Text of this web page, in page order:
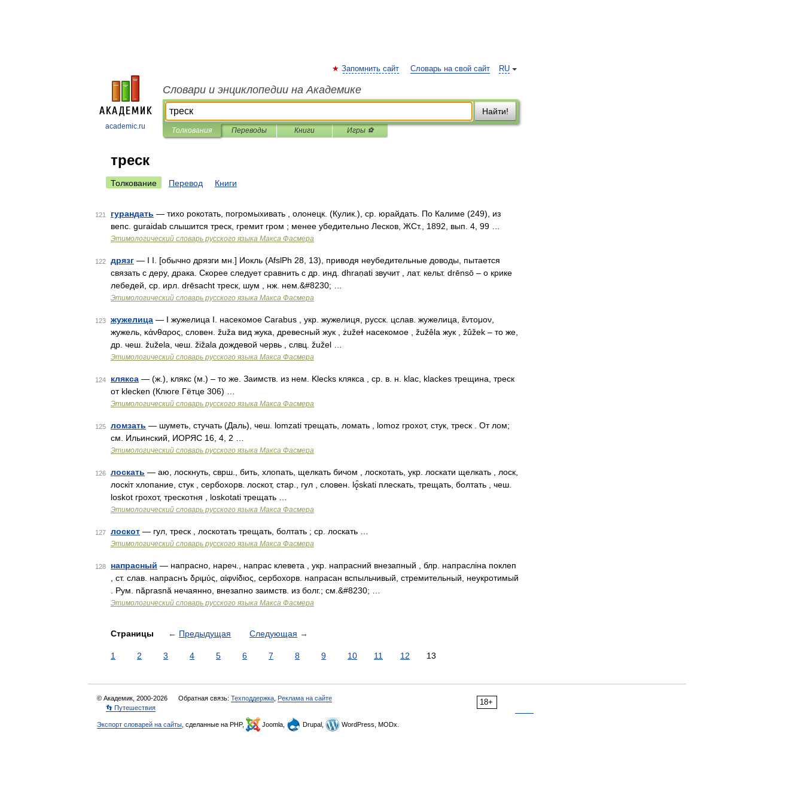
academic.ru
RU
Запомнить сайт Словарь на свой сайт
Словари и энциклопедии на Академике
Найти!
Толкования Переводы Книги Игры ⚽
треск
Толкование Перевод Книги
121 гурандать — тихо рокотать, погромыхивать , олонецк. (Кулик.), ср. юрайдать. По Калиме (249), из
вепс. guraidab слышится треск, гремит гром ; менее убедительно Лесков, ЖСт., 1892, вып. 4, 99 …
Этимологический словарь русского языка Макса Фасмера
122 дрязг — I I. [обычно дрязги мн.] Иокль (AfslPh 28, 13), приводя неубедительные доводы, пытается
связать с деру, драка. Скорее следует сравнить с др. инд. dhraṇati звучит , лат. кельт. drēnsō – о крике
лебедей, ср. ирл. drēsacht треск, шум , нж. нем.&#8230; …
Этимологический словарь русского языка Макса Фасмера
123 жужелица — I жужелица I. насекомое Carabus , укр. жужелиця, русск. цслав. жужелица, ἔντομον,
жужель, κάνθαρος, словен. žužа вид жука, древесный жук , żužeɫ насекомое , žužêlа жук , žûžеk – то же,
др. чеш. žužеlа, чеш. žižala дождевой червь , слвц. žužel …
Этимологический словарь русского языка Макса Фасмера
124 клякса — (ж.), клякс (м.) – то же. Заимств. из нем. Klecks клякса , ср. в. н. klас, klасkеs трещина, треск
от klесkеn (Клюге Гётце 306) …
Этимологический словарь русского языка Макса Фасмера
125 ломзать — шуметь, стучать (Даль), чеш. lomzati трещать, ломать , lоmоz грохот, стук, треск . От лом;
см. Ильинский, ИОРЯС 16, 4, 2 …
Этимологический словарь русского языка Макса Фасмера
126 лоскать — аю, лоскнуть, сврш., бить, хлопать, щелкать бичом , лоскотать, укр. лоскати щелкать , лоск,
лоскiт хлопание, стук , сербохорв. лоскот, стар., гул , словен. lǫ̑skati плескать, трещать, болтать , чеш.
loskot грохот, трескотня , loskotati трещать …
Этимологический словарь русского языка Макса Фасмера
127 лоскот — гул, треск , лоскотать трещать, болтать ; ср. лоскать …
Этимологический словарь русского языка Макса Фасмера
128 напрасный — напрасно, нареч., напрас клевета , укр. напрасний внезапный , блр. напраслiна поклеп
, ст. слав. напраснъ δριμύς, αἰφνίδιος, сербохорв. напрасан вспыльчивый, стремительный, неукротимый
. Рум. năprasnă нечаянно, внезапно заимств. из болг.; см.&#8230; …
Этимологический словарь русского языка Макса Фасмера
Страницы ← Предыдущая Следующая →
1 2 3 4 5 6 7 8 9 10 11 12 13
18+
© Академик, 2000-2026 Обратная связь: Техподдержка Реклама на сайте
👣 Путешествия
Экспорт словарей на сайты , сделанные на PHP, Joomla, Drupal, WordPress, MODx.